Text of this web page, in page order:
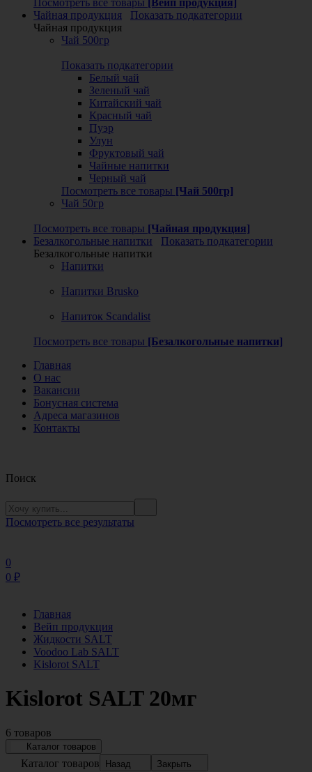
Посмотреть все товары [Вейп продукция]
Чайная продукция
Показать подкатегории
Чайная продукция
Чай 500гр
Показать подкатегории
Белый чай
Зеленый чай
Китайский чай
Красный чай
Пуэр
Улун
Фруктовый чай
Чайные напитки
Черный чай
Посмотреть все товары [Чай 500гр]
Чай 50гр
Посмотреть все товары [Чайная продукция]
Безалкогольные напитки
Показать подкатегории
Безалкогольные напитки
Напитки
Напитки Brusko
Напиток Scandalist
Посмотреть все товары [Безалкогольные напитки]
Главная
О нас
Вакансии
Бонусная система
Адреса магазинов
Контакты
Поиск
Посмотреть все результаты
0
0 ₽
Главная
Вейп продукция
Жидкости SALT
Voodoo Lab SALT
Kislorot SALT
Kislorot SALT 20мг
6 товаров
Каталог товаров
Каталог товаров Назад Закрыть